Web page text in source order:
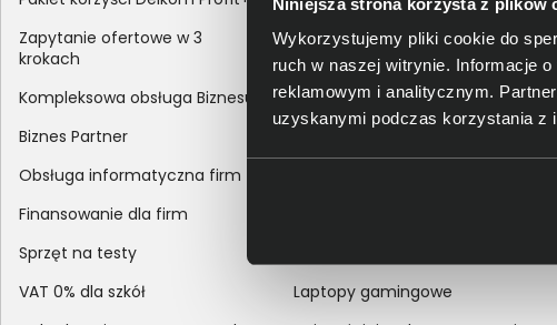
Niniejsza strona korzysta z plików
Wykorzystujemy pliki cookie do
ruch w naszej witrynie. Informacje
reklamowym i analitycznym.
uzyskanymi podczas korzystania z
Zapytanie ofertowe w 3
krokach
Kompleksowa obsługa Biznesu
Biznes Partner
Obsługa informatyczna firm
Finansowanie dla firm
Sprzęt na testy
VAT 0% dla szkół
Metody płatności
Zakup z dofinansowaniem
Odroczony termin płatności
Korekta danych nabywcy na
Laptopy gamingowe